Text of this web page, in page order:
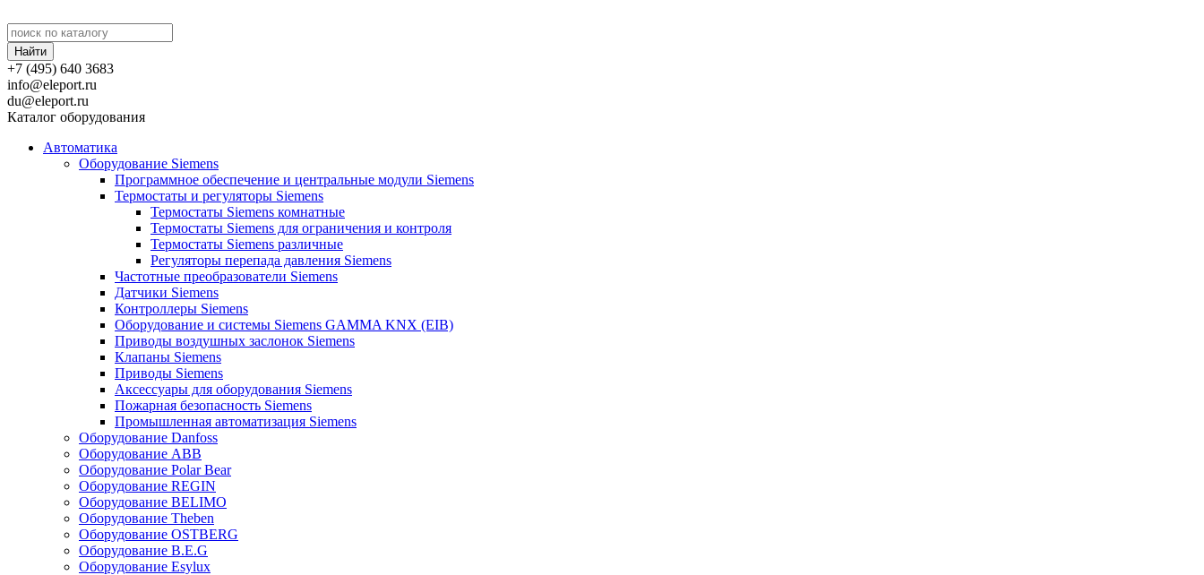
+7 (495) 640 3683
info@eleport.ru
du@eleport.ru
Каталог оборудования
Автоматика
Оборудование Siemens
Программное обеспечение и центральные модули Siemens
Термостаты и регуляторы Siemens
Термостаты Siemens комнатные
Термостаты Siemens для ограничения и контроля
Термостаты Siemens различные
Регуляторы перепада давления Siemens
Частотные преобразователи Siemens
Датчики Siemens
Контроллеры Siemens
Оборудование и системы Siemens GAMMA KNX (EIB)
Приводы воздушных заслонок Siemens
Клапаны Siemens
Приводы Siemens
Аксессуары для оборудования Siemens
Пожарная безопасность Siemens
Промышленная автоматизация Siemens
Оборудование Danfoss
Оборудование ABB
Оборудование Polar Bear
Оборудование REGIN
Оборудование BELIMO
Оборудование Theben
Оборудование OSTBERG
Оборудование B.E.G
Оборудование Esylux